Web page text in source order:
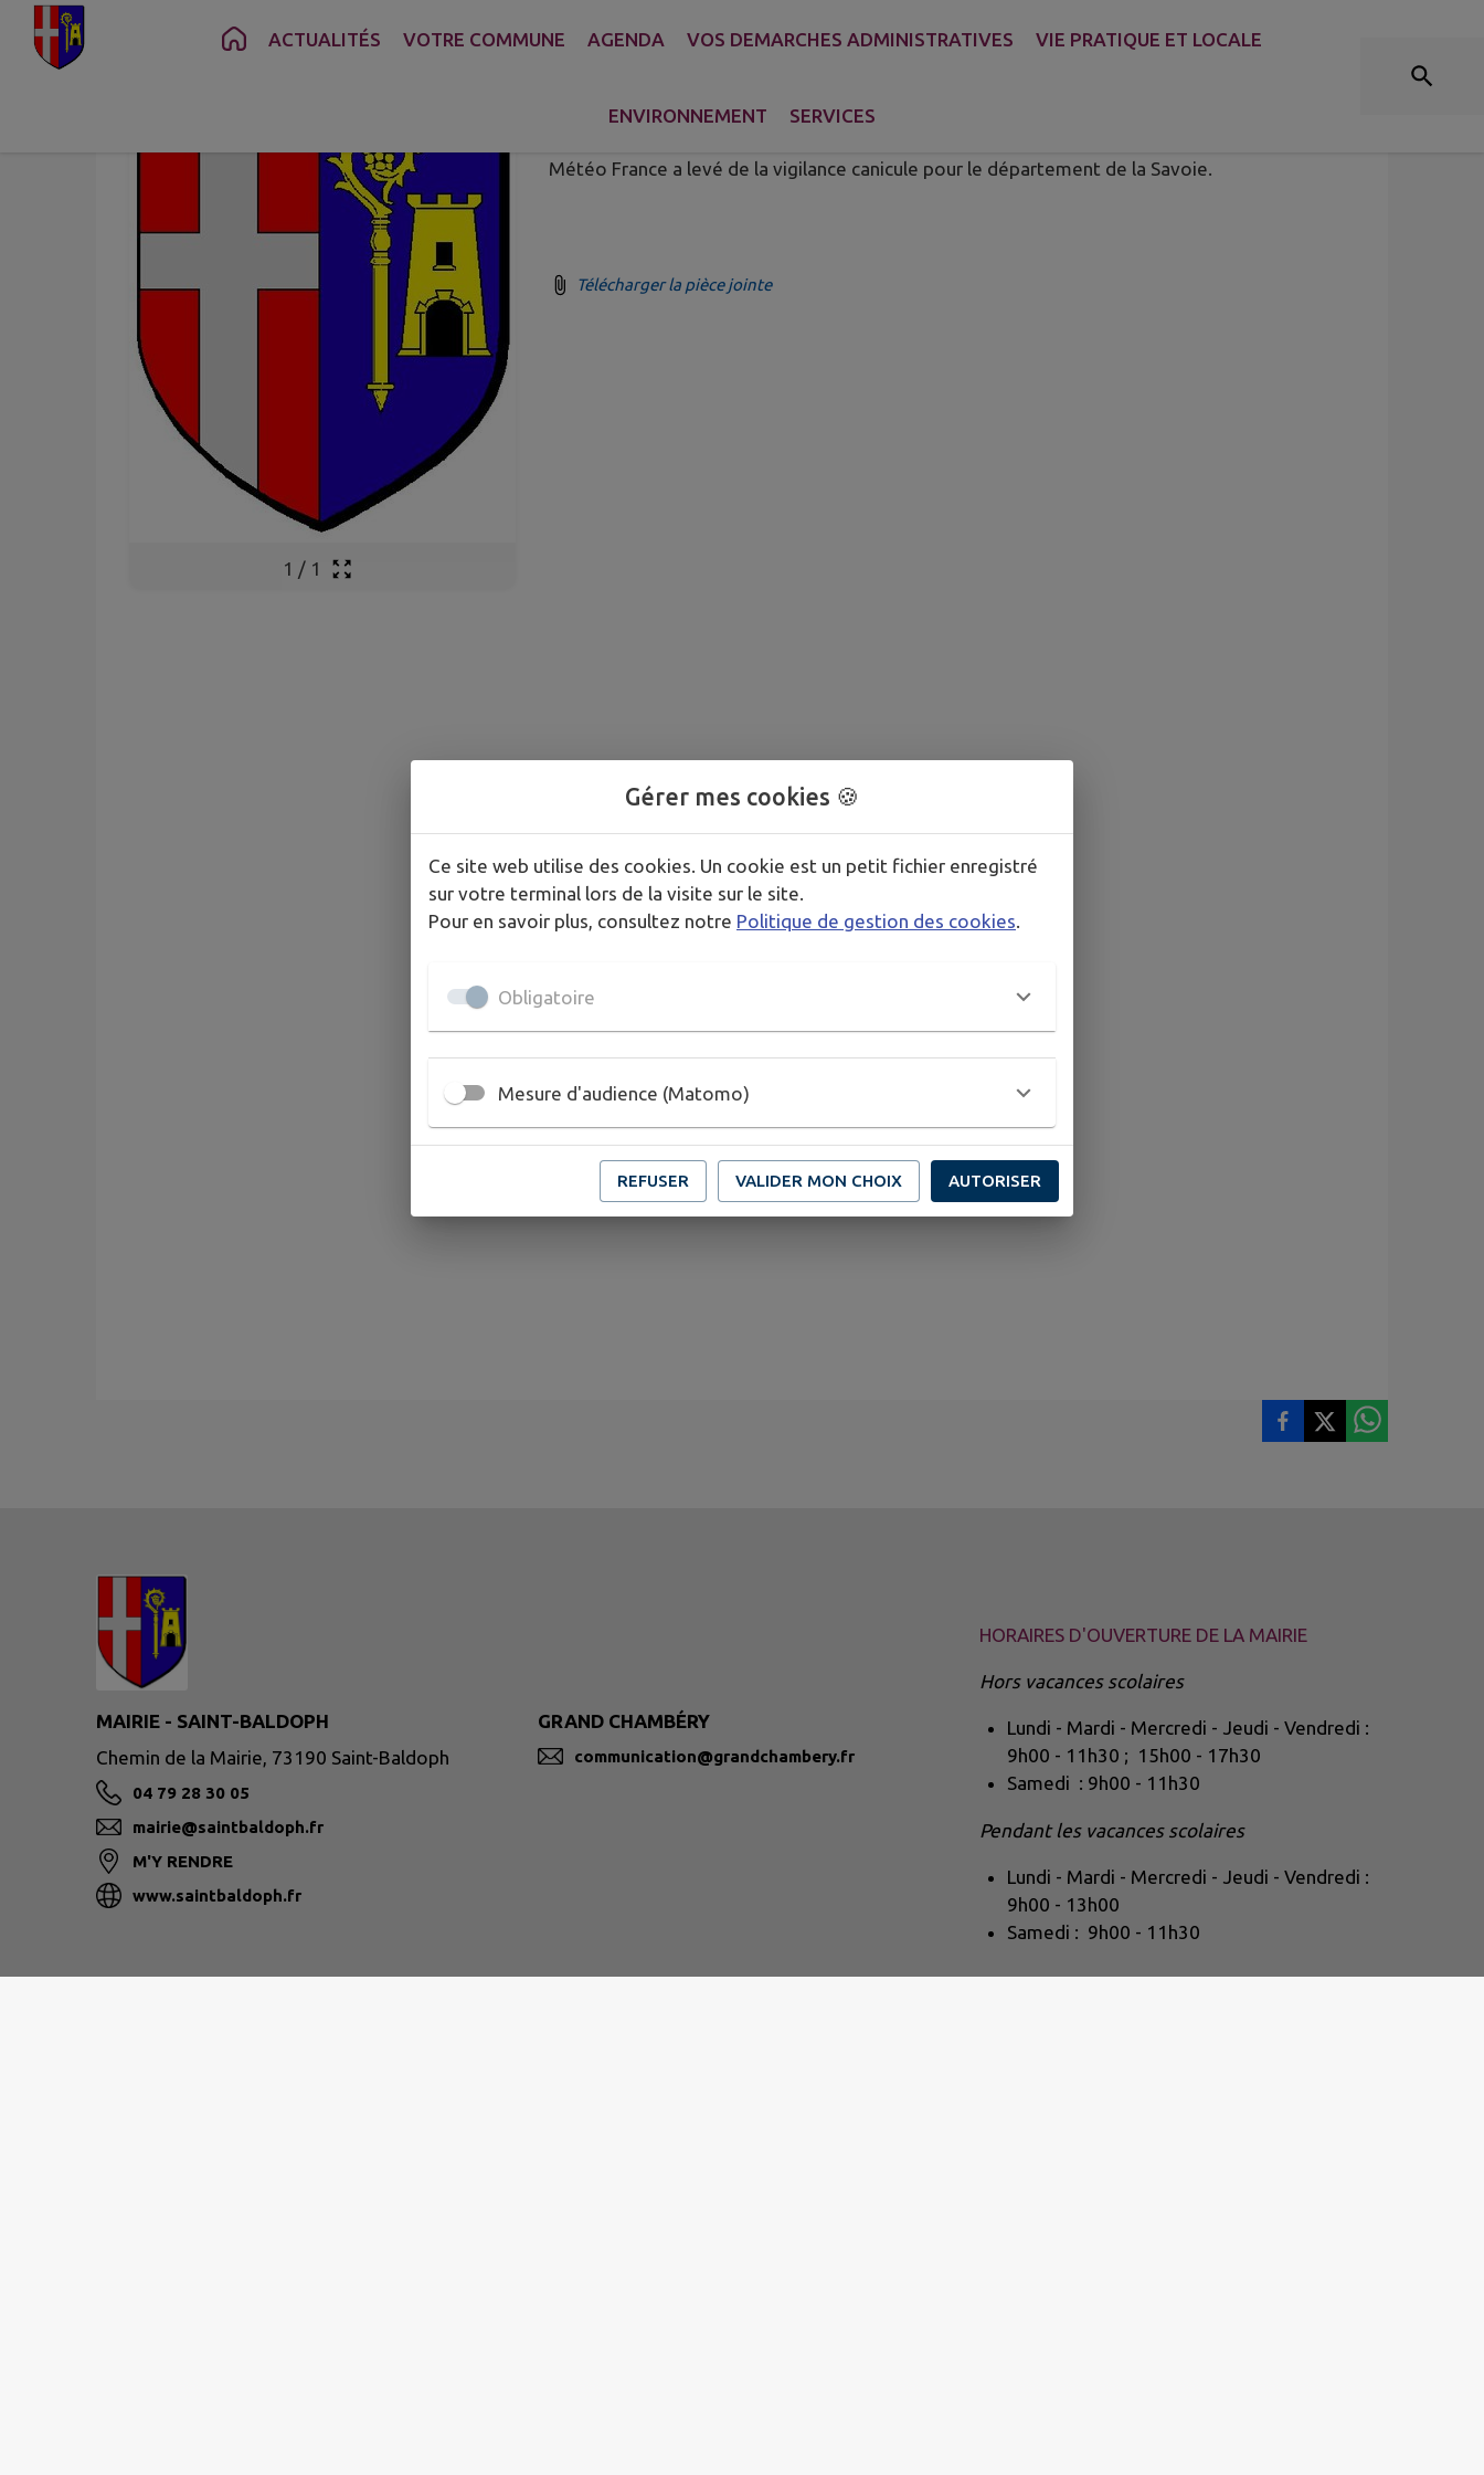
Contenu Recherche Pied de page
ACTUALITÉS VOTRE COMMUNE AGENDA VOS DEMARCHES ADMINISTRATIVES VIE PRATIQUE ET LOCALE
ENVIRONNEMENT SERVICES
1 / 1
Publié le lundi 18 août 2025 - Saint-Baldoph
Météo France a levé de la vigilance canicule pour le département de la Savoie.
Télécharger la pièce jointe
MAIRIE - SAINT-BALDOPH
Chemin de la Mairie, 73190 Saint-Baldoph
04 79 28 30 05
mairie@saintbaldoph.fr
M'Y RENDRE
www.saintbaldoph.fr
GRAND CHAMBÉRY
communication@grandchambery.fr
HORAIRES D'OUVERTURE DE LA MAIRIE
Hors vacances scolaires
Lundi - Mardi - Mercredi - Jeudi - Vendredi :
9h00 - 11h30 ; 15h00 - 17h30
Samedi : 9h00 - 11h30
Pendant les vacances scolaires
Lundi - Mardi - Mercredi - Jeudi - Vendredi :
9h00 - 13h00
Samedi : 9h00 - 11h30
Gérer mes cookies 🍪
Ce site web utilise des cookies. Un cookie est un petit fichier enregistré
sur votre terminal lors de la visite sur le site.
Pour en savoir plus, consultez notre Politique de gestion des cookies.
Obligatoire
Mesure d'audience (Matomo)
REFUSER VALIDER MON CHOIX AUTORISER